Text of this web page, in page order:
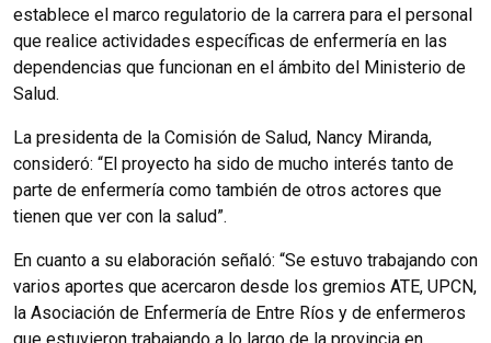
establece el marco regulatorio de la carrera para el personal
que realice actividades específicas de enfermería en las
dependencias que funcionan en el ámbito del Ministerio de
Salud.
La presidenta de la Comisión de Salud, Nancy Miranda,
consideró: “El proyecto ha sido de mucho interés tanto de
parte de enfermería como también de otros actores que
tienen que ver con la salud”.
En cuanto a su elaboración señaló: “Se estuvo trabajando con
varios aportes que acercaron desde los gremios ATE, UPCN,
la Asociación de Enfermería de Entre Ríos y de enfermeros
que estuvieron trabajando a lo largo de la provincia en